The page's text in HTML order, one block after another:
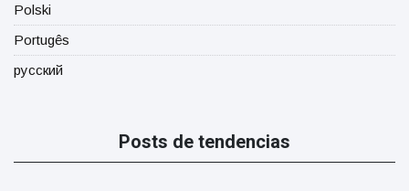
Polski
Portugês
русский
Posts de tendencias